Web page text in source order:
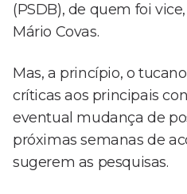
(PSDB), de quem foi
Mário Covas.
Mas, a princípio, o
críticas aos principais
eventual mudança de
próximas semanas de
sugerem as pesquisas.